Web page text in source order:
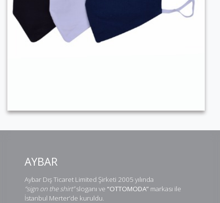
AYBAR
Aybar Dış Ticaret Limited Şirketi 2005 yılında
“sign on the shirt”sloganı ve “OTTOMODA” markası ile
İstanbul Merter’de kuruldu.